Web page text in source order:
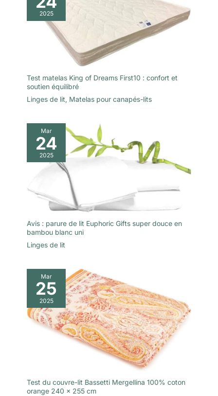
2025
Test matelas King of Dreams First10 : confort et
soutien équilibré
Linges de lit, Matelas pour canapés-lits
Mar
24
2025
Avis : parure de lit Euphoric Gifts super douce en
bambou blanc uni
Linges de lit
Mar
25
2025
Test du couvre-lit Bassetti Mergellina 100% coton
orange 240 x 255 cm